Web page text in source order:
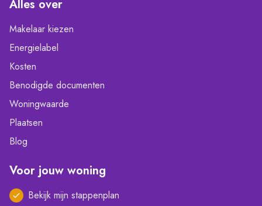
Alles over
Makelaar kiezen
Energielabel
Kosten
Benodigde documenten
Woningwaarde
Plaatsen
Blog
Voor jouw woning
Bekijk mijn stappenplan